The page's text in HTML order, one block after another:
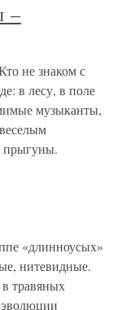
–
не знаком с
в лесу, в поле
музыканты,
прыгуны.
«длинноусых»
нитевидные.
травяных